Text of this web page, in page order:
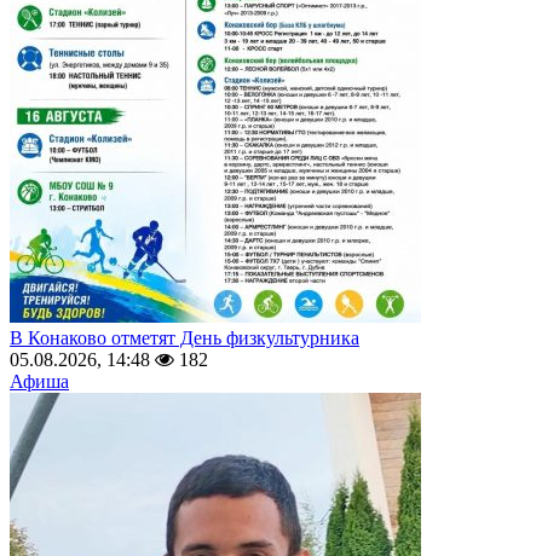
В Конаково отметят День физкультурника
05.08.2026, 14:48
182
Афиша